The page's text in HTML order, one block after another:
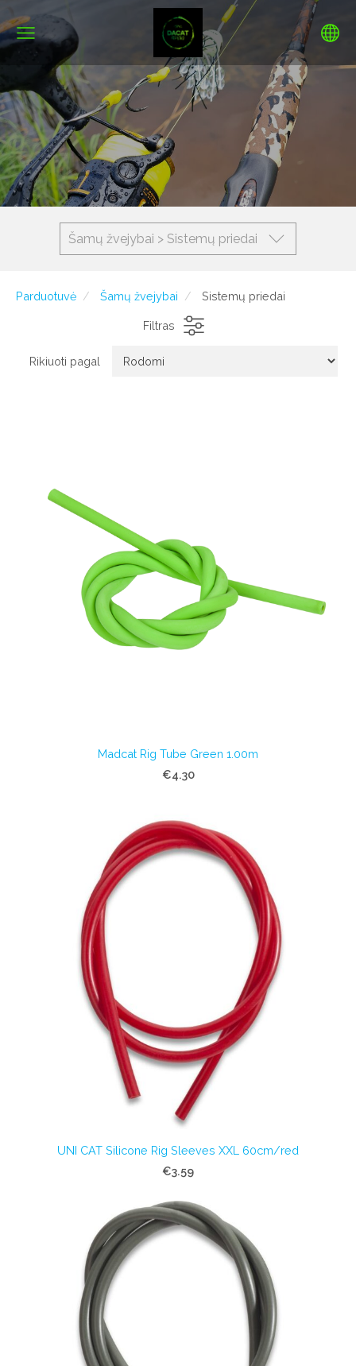
Šamų žvejybai > Sistemų priedai
Parduotuvė Šamų žvejybai Sistemų priedai
Filtras
Rikiuoti pagal
Madcat Rig Tube Green 1.00m
€4.30
UNI CAT Silicone Rig Sleeves XXL 60cm/red
€3.59